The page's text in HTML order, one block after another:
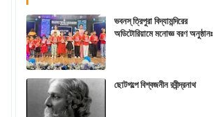
ভবনস্ ত্রিপুরা বিদ্যামন্দিরের
অডিটোরিয়ামে মনোজ্ঞ বরণ অনুষ্ঠানঃ
ছোটগল্পে বিশ্বজনীন রবীন্দ্রনাথ